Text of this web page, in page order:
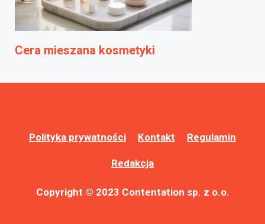
Cera mieszana kosmetyki
Polityka prywatności Kontakt Regulamin
Redakcja
Copyright © 2023 Contentation sp. z o.o.